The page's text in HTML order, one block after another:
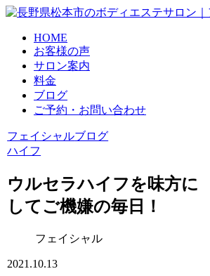
HOME
お客様の声
サロン案内
料金
ブログ
ご予約・お問い合わせ
フェイシャルブログ
ハイフ
ウルセラハイフを味方に
してご機嫌の毎日！
フェイシャル
2021.10.13